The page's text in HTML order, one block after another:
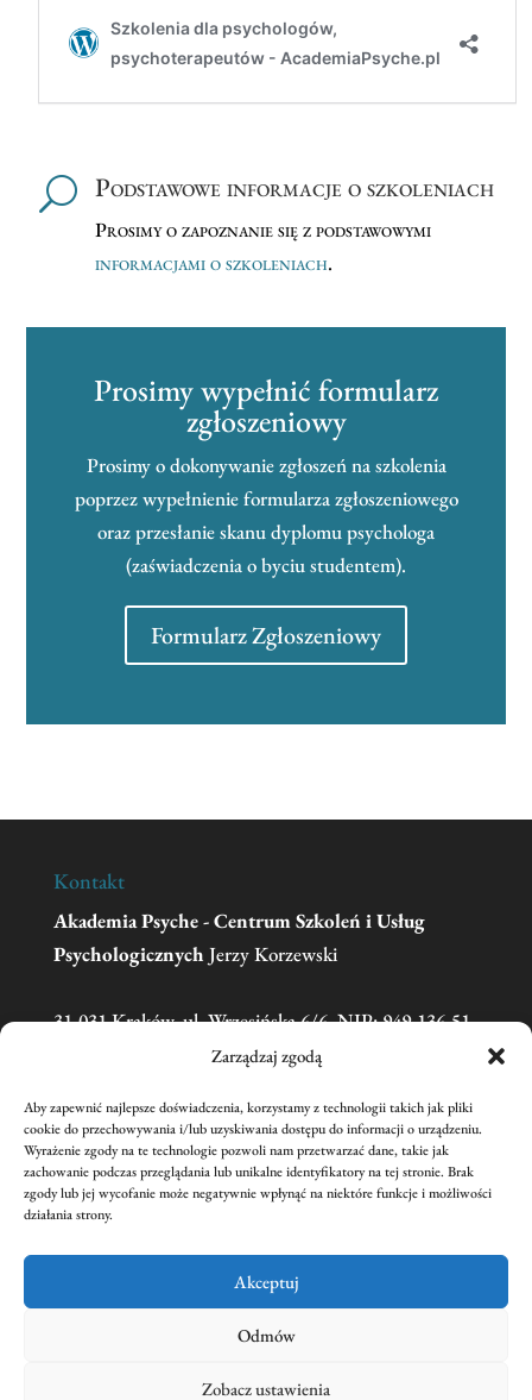
Zarządzaj zgodą
Aby zapewnić najlepsze doświadczenia, korzystamy z technologii takich jak pliki
cookie do przechowywania i/lub uzyskiwania dostępu do informacji o urządzeniu.
Wyrażenie zgody na te technologie pozwoli nam przetwarzać dane, takie jak
zachowanie podczas przeglądania lub unikalne identyfikatory na tej stronie. Brak
zgody lub jej wycofanie może negatywnie wpłynąć na niektóre funkcje i możliwości
działania strony.
Akceptuj
Odmów
Zobacz ustawienia
U Podstawowe informacje o szkoleniach
Prosimy o zapoznanie się z podstawowymi
informacjami o szkoleniach.
Prosimy wypełnić formularz
zgłoszeniowy
Prosimy o dokonywanie zgłoszeń na szkolenia
poprzez wypełnienie formularza zgłoszeniowego
oraz przesłanie skanu dyplomu psychologa
(zaświadczenia o byciu studentem).
Formularz Zgłoszeniowy
Kontakt
Akademia Psyche - Centrum Szkoleń i Usług
Psychologicznych Jerzy Korzewski
31-031 Kraków, ul. Wrzesińska 6/6, NIP: 949-136-51-
Telefon:606 681 595(w sprawie zgłoszeń na
szkolenia prosimy o kontakt mailowy)
Email:academiapsyche@wp.pl
nr konta:
Jerzy Korzewski